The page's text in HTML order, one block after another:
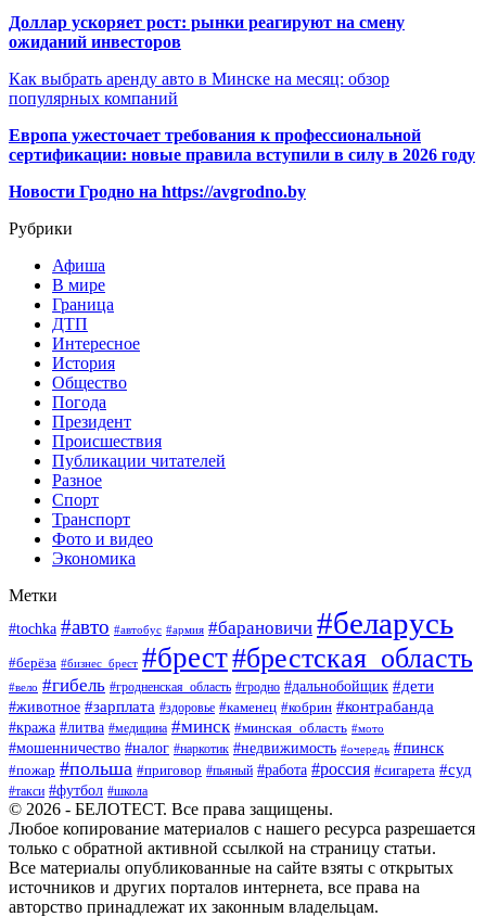
Доллар ускоряет рост: рынки реагируют на смену
ожиданий инвесторов
Как выбрать аренду авто в Минске на месяц: обзор
популярных компаний
Европа ужесточает требования к профессиональной
сертификации: новые правила вступили в силу в 2026 году
Новости Гродно на https://avgrodno.by
Рубрики
Афиша
В мире
Граница
ДТП
Интересное
История
Общество
Погода
Президент
Происшествия
Публикации читателей
Разное
Спорт
Транспорт
Фото и видео
Экономика
Метки
#tochka #авто #автобус #армия #барановичи #беларусь
#берёза #бизнес_брест #брест#брестская_область
#вело #гибель #гродненская_область #гродно #дальнобойщик #дети
#животное #зарплата #здоровье #каменец #кобрин #контрабанда
#кража #литва #медицина #минск #минская_область #мото
#мошенничество #налог #наркотик #недвижимость #очередь #пинск
#пожар #польша #приговор #пьяный #работа #россия #сигарета #суд
#такси #футбол #школа
© 2026 - БЕЛОТЕСТ. Все права защищены.
Любое копирование материалов с нашего ресурса разрешается
только с обратной активной ссылкой на страницу статьи.
Все материалы опубликованные на сайте взяты с открытых
источников и других порталов интернета, все права на
авторство принадлежат их законным владельцам.